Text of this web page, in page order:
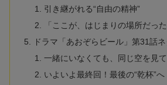
引き継がれる“自由の精神”
「ここが、はじまりの場所だった
ドラマ「あおぞらビール」第31話
一緒にいなくても、同じ空を見
いよいよ最終回！最後の“乾杯”へ